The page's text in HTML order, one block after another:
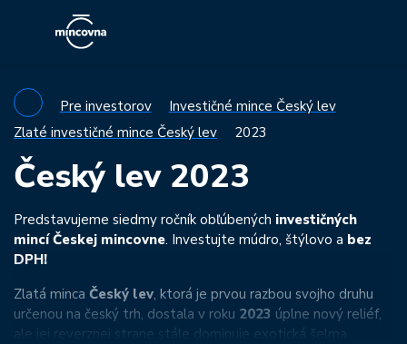
Pre investorov
Investičné mince Český lev
Zlaté investičné mince Český lev
2023
Český lev 2023
Predstavujeme siedmy ročník obľúbených investičných
mincí Českej mincovne. Investujte múdro, štýlovo a bez
DPH!
Zlatá minca Český lev, ktorá je prvou razbou svojho druhu
určenou na český trh, dostala v roku 2023 úplne nový reliéf,
ale jej reverznej strane stále dominuje exotická šelma.